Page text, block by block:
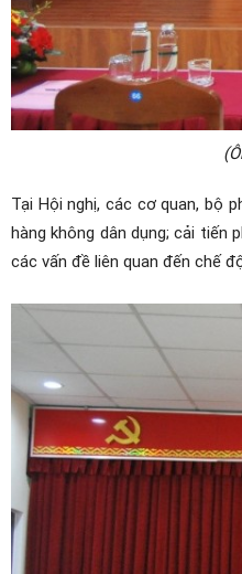
Tại Hội nghị, các cơ quan, bộ
hàng không dân dụng; cải tiến
các vấn đề liên quan đến chế